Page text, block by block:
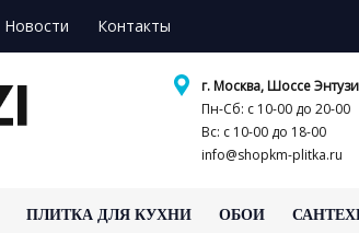
Новости Контакты
г. Москва, Шоссе
Пн-Сб: с 10-00 до 20-00
Вс: с 10-00 до 18-00
info@shopkm-plitka.ru
ПЛИТКА ДЛЯ КУХНИ ОБОИ